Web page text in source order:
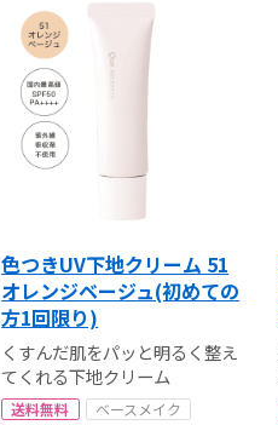
色つきUV下地クリーム 51
オレンジベージュ(初めての
方1回限り)
くすんだ肌をパッと明るく整え
てくれる下地クリーム
送料無料 ベースメイク